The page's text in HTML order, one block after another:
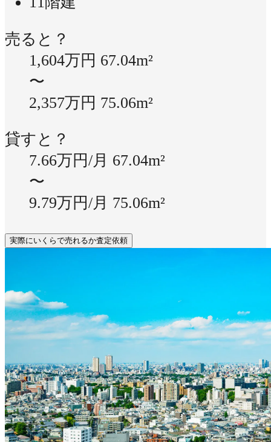
売ると？
1,604万円 67.04m²
〜
2,357万円 75.06m²
貸すと？
7.66万円/月 67.04m²
〜
9.79万円/月 75.06m²
実際にいくらで売れるか査定依頼